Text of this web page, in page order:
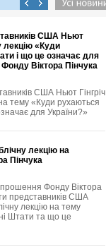
США Ньют
лекцію «Куди
і що це означає для
Віктора Пінчука
США Ньют Гінгріч
тему «Куди рухаються
для України?»
лекцію на
Пінчука
Фонду Віктора
представників США
лекцію на тему
Штати та що це